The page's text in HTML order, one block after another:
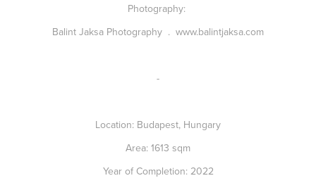
Photography:
Balint Jaksa Photography . www.balintjaksa.com
-
Location: Budapest, Hungary
Area: 1613 sqm
Year of Completion: 2022